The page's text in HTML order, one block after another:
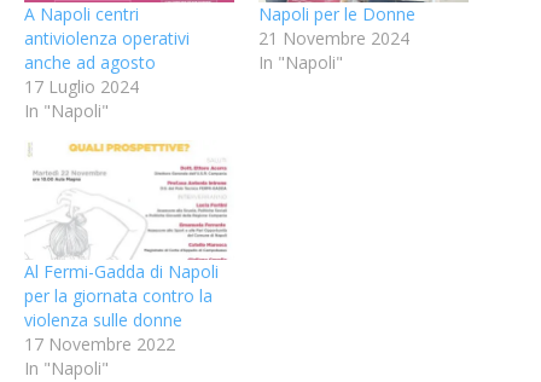
A Napoli centri
antiviolenza operativi
anche ad agosto
17 Luglio 2024
In "Napoli"
Napoli per le Donne
21 Novembre 2024
In "Napoli"
Al Fermi-Gadda di Napoli
per la giornata contro la
violenza sulle donne
17 Novembre 2022
In "Napoli"